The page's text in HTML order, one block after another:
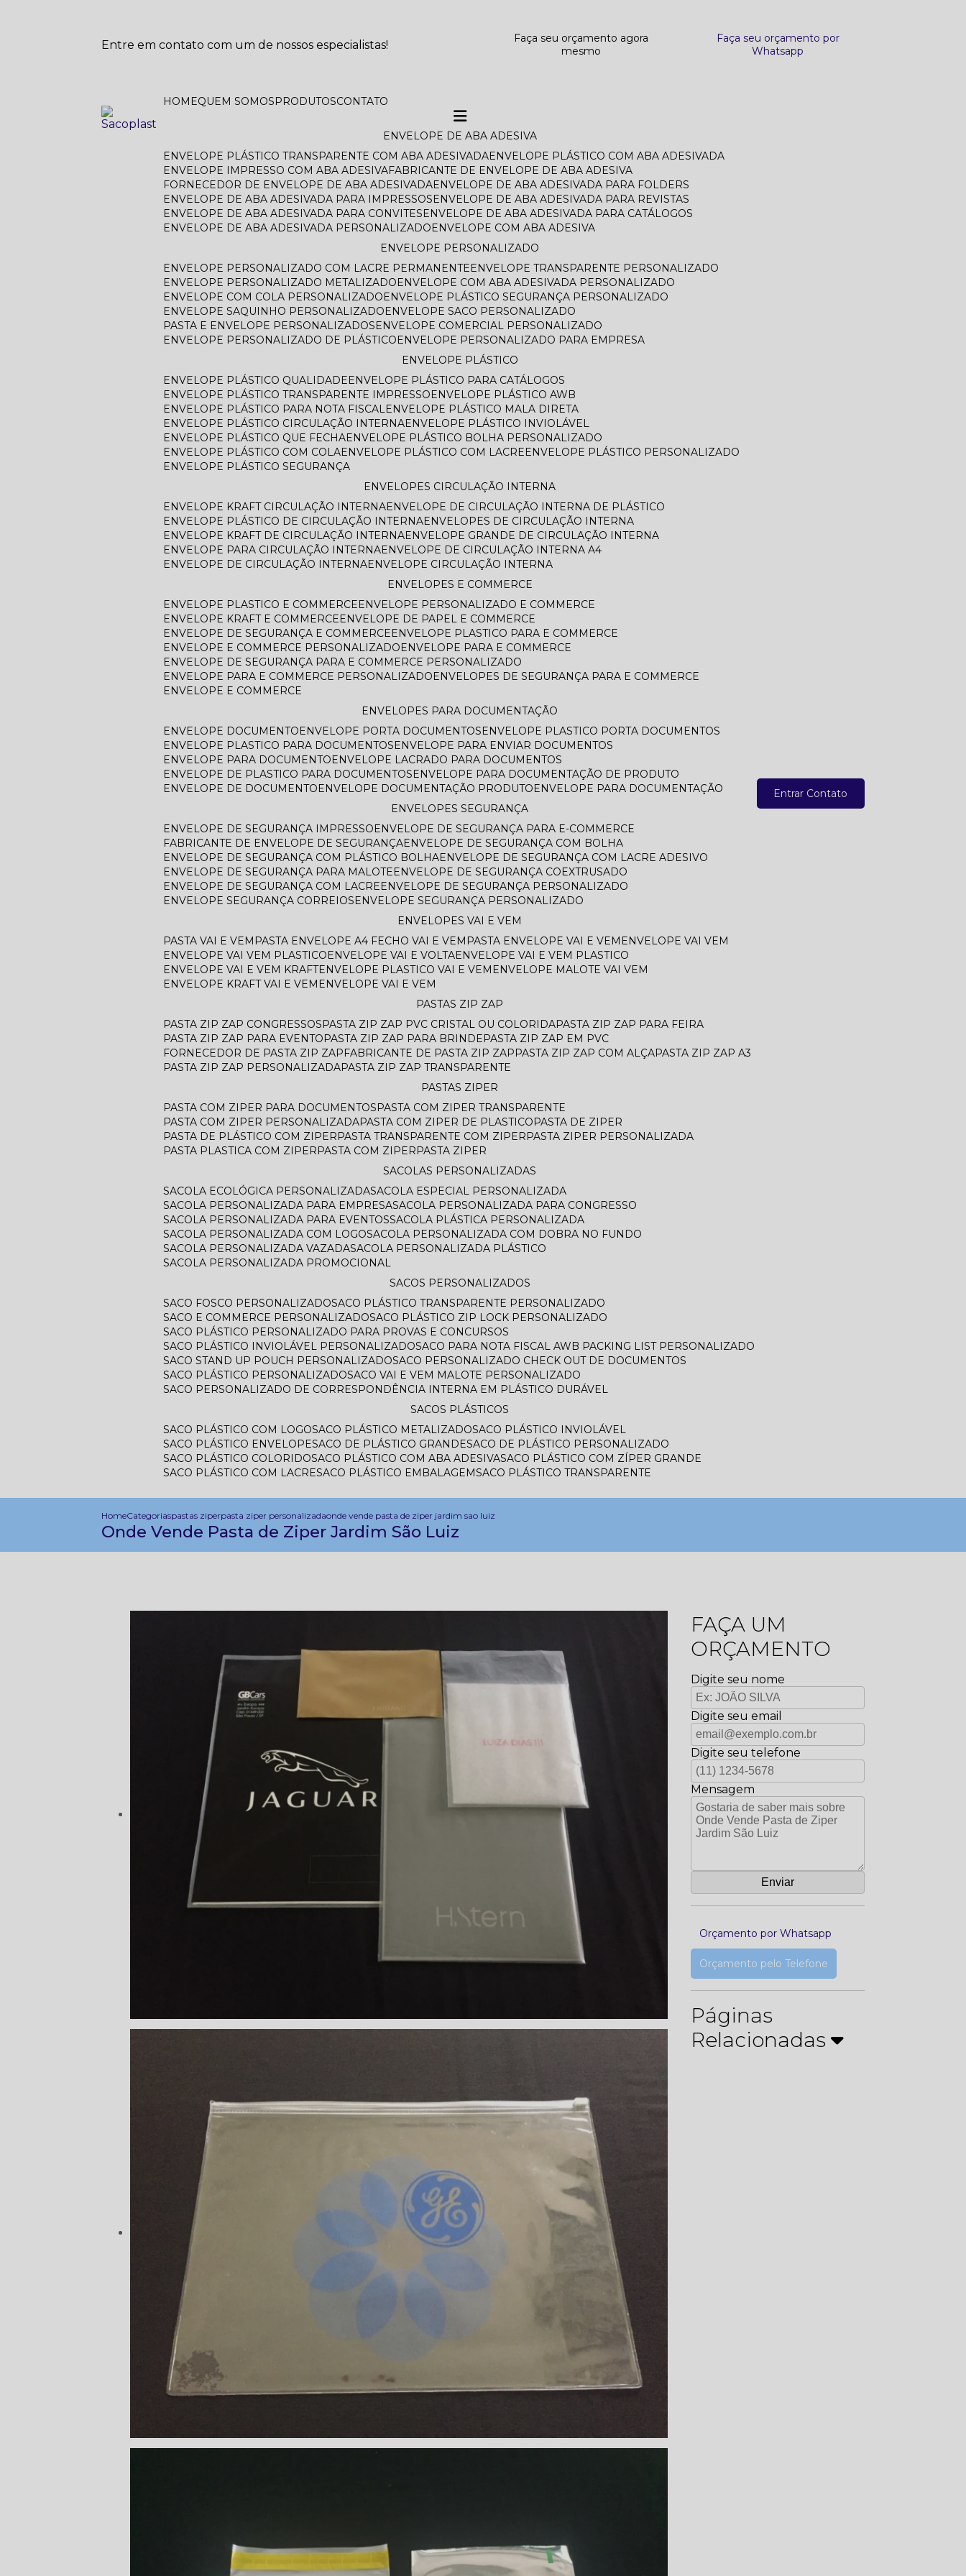
Entre em contato com um de nossos especialistas!
Faça seu orçamento agora
mesmo
Faça seu orçamento por
Whatsapp
HOME QUEM SOMOS PRODUTOS CONTATO
ENVELOPE DE ABA ADESIVA
ENVELOPE PLÁSTICO TRANSPARENTE COM ABA ADESIVADA
ENVELOPE PLÁSTICO COM ABA ADESIVADA
ENVELOPE IMPRESSO COM ABA ADESIVA FABRICANTE DE ENVELOPE DE ABA ADESIVA
FORNECEDOR DE ENVELOPE DE ABA ADESIVADA
ENVELOPE DE ABA ADESIVADA PARA FOLDERS
ENVELOPE DE ABA ADESIVADA PARA IMPRESSOS
ENVELOPE DE ABA ADESIVADA PARA REVISTAS
ENVELOPE DE ABA ADESIVADA PARA CONVITES
ENVELOPE DE ABA ADESIVADA PARA CATÁLOGOS
ENVELOPE DE ABA ADESIVADA PERSONALIZADO
ENVELOPE COM ABA ADESIVA
ENVELOPE PERSONALIZADO
ENVELOPE PERSONALIZADO COM LACRE PERMANENTE
ENVELOPE TRANSPARENTE PERSONALIZADO
ENVELOPE PERSONALIZADO METALIZADO
ENVELOPE COM ABA ADESIVADA PERSONALIZADO
ENVELOPE COM COLA PERSONALIZADO
ENVELOPE PLÁSTICO SEGURANÇA PERSONALIZADO
ENVELOPE SAQUINHO PERSONALIZADO
ENVELOPE SACO PERSONALIZADO
PASTA E ENVELOPE PERSONALIZADOS
ENVELOPE COMERCIAL PERSONALIZADO
ENVELOPE PERSONALIZADO DE PLÁSTICO
ENVELOPE PERSONALIZADO PARA EMPRESA
ENVELOPE PLÁSTICO
ENVELOPE PLÁSTICO QUALIDADE
ENVELOPE PLÁSTICO PARA CATÁLOGOS
ENVELOPE PLÁSTICO TRANSPARENTE IMPRESSO
ENVELOPE PLÁSTICO AWB
ENVELOPE PLÁSTICO PARA NOTA FISCAL
ENVELOPE PLÁSTICO MALA DIRETA
ENVELOPE PLÁSTICO CIRCULAÇÃO INTERNA
ENVELOPE PLÁSTICO INVIOLÁVEL
ENVELOPE PLÁSTICO QUE FECHA
ENVELOPE PLÁSTICO BOLHA PERSONALIZADO
ENVELOPE PLÁSTICO COM COLA
ENVELOPE PLÁSTICO COM LACRE
ENVELOPE PLÁSTICO PERSONALIZADO
ENVELOPE PLÁSTICO SEGURANÇA
ENVELOPES CIRCULAÇÃO INTERNA
ENVELOPE KRAFT CIRCULAÇÃO INTERNA
ENVELOPE DE CIRCULAÇÃO INTERNA DE PLÁSTICO
ENVELOPE PLÁSTICO DE CIRCULAÇÃO INTERNA
ENVELOPES DE CIRCULAÇÃO INTERNA
ENVELOPE KRAFT DE CIRCULAÇÃO INTERNA
ENVELOPE GRANDE DE CIRCULAÇÃO INTERNA
ENVELOPE PARA CIRCULAÇÃO INTERNA
ENVELOPE DE CIRCULAÇÃO INTERNA A4
ENVELOPE DE CIRCULAÇÃO INTERNA
ENVELOPE CIRCULAÇÃO INTERNA
ENVELOPES E COMMERCE
ENVELOPE PLASTICO E COMMERCE
ENVELOPE PERSONALIZADO E COMMERCE
ENVELOPE KRAFT E COMMERCE
ENVELOPE DE PAPEL E COMMERCE
ENVELOPE DE SEGURANÇA E COMMERCE
ENVELOPE PLASTICO PARA E COMMERCE
ENVELOPE E COMMERCE PERSONALIZADO
ENVELOPE PARA E COMMERCE
ENVELOPE DE SEGURANÇA PARA E COMMERCE PERSONALIZADO
ENVELOPE PARA E COMMERCE PERSONALIZADO
ENVELOPES DE SEGURANÇA PARA E COMMERCE
ENVELOPE E COMMERCE
ENVELOPES PARA DOCUMENTAÇÃO
ENVELOPE DOCUMENTO
ENVELOPE PORTA DOCUMENTOS
ENVELOPE PLASTICO PORTA DOCUMENTOS
ENVELOPE PLASTICO PARA DOCUMENTOS
ENVELOPE PARA ENVIAR DOCUMENTOS
ENVELOPE PARA DOCUMENTO
ENVELOPE LACRADO PARA DOCUMENTOS
ENVELOPE DE PLASTICO PARA DOCUMENTOS
ENVELOPE PARA DOCUMENTAÇÃO DE PRODUTO
ENVELOPE DE DOCUMENTO
ENVELOPE DOCUMENTAÇÃO PRODUTO
ENVELOPE PARA DOCUMENTAÇÃO
ENVELOPES SEGURANÇA
ENVELOPE DE SEGURANÇA IMPRESSO
ENVELOPE DE SEGURANÇA PARA E-COMMERCE
FABRICANTE DE ENVELOPE DE SEGURANÇA
ENVELOPE DE SEGURANÇA COM BOLHA
ENVELOPE DE SEGURANÇA COM PLÁSTICO BOLHA
ENVELOPE DE SEGURANÇA COM LACRE ADESIVO
ENVELOPE DE SEGURANÇA PARA MALOTE
ENVELOPE DE SEGURANÇA COEXTRUSADO
ENVELOPE DE SEGURANÇA COM LACRE
ENVELOPE DE SEGURANÇA PERSONALIZADO
ENVELOPE SEGURANÇA CORREIOS
ENVELOPE SEGURANÇA PERSONALIZADO
ENVELOPES VAI E VEM
PASTA VAI E VEM
PASTA ENVELOPE A4 FECHO VAI E VEM PASTA ENVELOPE VAI E VEM
ENVELOPE VAI VEM
ENVELOPE VAI VEM PLASTICO
ENVELOPE VAI E VOLTA
ENVELOPE VAI E VEM PLASTICO
ENVELOPE VAI E VEM KRAFT
ENVELOPE PLASTICO VAI E VEM
ENVELOPE MALOTE VAI VEM
ENVELOPE KRAFT VAI E VEM
ENVELOPE VAI E VEM
PASTAS ZIP ZAP
PASTA ZIP ZAP CONGRESSOS PASTA ZIP ZAP PVC CRISTAL OU COLORIDA PASTA ZIP ZAP PARA FEIRA
PASTA ZIP ZAP PARA EVENTO PASTA ZIP ZAP PARA BRINDE PASTA ZIP ZAP EM PVC
FORNECEDOR DE PASTA ZIP ZAP FABRICANTE DE PASTA ZIP ZAP PASTA ZIP ZAP COM ALÇA PASTA ZIP ZAP A3
PASTA ZIP ZAP PERSONALIZADA PASTA ZIP ZAP TRANSPARENTE
PASTAS ZIPER
PASTA COM ZIPER PARA DOCUMENTOS PASTA COM ZIPER TRANSPARENTE
PASTA COM ZIPER PERSONALIZADA PASTA COM ZIPER DE PLASTICO PASTA DE ZIPER
PASTA DE PLÁSTICO COM ZIPER PASTA TRANSPARENTE COM ZIPER PASTA ZIPER PERSONALIZADA
PASTA PLASTICA COM ZIPER PASTA COM ZIPER PASTA ZIPER
SACOLAS PERSONALIZADAS
SACOLA ECOLÓGICA PERSONALIZADA SACOLA ESPECIAL PERSONALIZADA
SACOLA PERSONALIZADA PARA EMPRESA SACOLA PERSONALIZADA PARA CONGRESSO
SACOLA PERSONALIZADA PARA EVENTOS SACOLA PLÁSTICA PERSONALIZADA
SACOLA PERSONALIZADA COM LOGO SACOLA PERSONALIZADA COM DOBRA NO FUNDO
SACOLA PERSONALIZADA VAZADA SACOLA PERSONALIZADA PLÁSTICO
SACOLA PERSONALIZADA PROMOCIONAL
SACOS PERSONALIZADOS
SACO FOSCO PERSONALIZADO SACO PLÁSTICO TRANSPARENTE PERSONALIZADO
SACO E COMMERCE PERSONALIZADO SACO PLÁSTICO ZIP LOCK PERSONALIZADO
SACO PLÁSTICO PERSONALIZADO PARA PROVAS E CONCURSOS
SACO PLÁSTICO INVIOLÁVEL PERSONALIZADO SACO PARA NOTA FISCAL AWB PACKING LIST PERSONALIZADO
SACO STAND UP POUCH PERSONALIZADO SACO PERSONALIZADO CHECK OUT DE DOCUMENTOS
SACO PLÁSTICO PERSONALIZADO SACO VAI E VEM MALOTE PERSONALIZADO
SACO PERSONALIZADO DE CORRESPONDÊNCIA INTERNA EM PLÁSTICO DURÁVEL
SACOS PLÁSTICOS
SACO PLÁSTICO COM LOGO SACO PLÁSTICO METALIZADO SACO PLÁSTICO INVIOLÁVEL
SACO PLÁSTICO ENVELOPE SACO DE PLÁSTICO GRANDE SACO DE PLÁSTICO PERSONALIZADO
SACO PLÁSTICO COLORIDO SACO PLÁSTICO COM ABA ADESIVA SACO PLÁSTICO COM ZÍPER GRANDE
SACO PLÁSTICO COM LACRE SACO PLÁSTICO EMBALAGEM SACO PLÁSTICO TRANSPARENTE
Entrar Contato
HomeCategoriaspastas ziperpasta ziper personalizadaonde vende pasta de ziper jardim sao luiz
Onde Vende Pasta de Ziper Jardim São Luiz
FAÇA UM
ORÇAMENTO
Digite seu nome
Digite seu email
Digite seu telefone
Mensagem
Orçamento por Whatsapp
Orçamento pelo Telefone
Páginas
Relacionadas